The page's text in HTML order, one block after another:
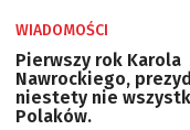
WIADOMOŚCI
Pierwszy rok Karola
Nawrockiego,
niestety nie
Polaków.